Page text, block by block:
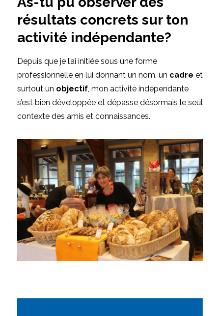
résultats concrets sur ton
activité indépendante?
Depuis que je l’ai initiée sous une forme
professionnelle en lui donnant un nom, un cadre et
surtout un objectif , mon activité indépendante
s’est bien développée et dépasse désormais le seul
contexte des amis et connaissances.